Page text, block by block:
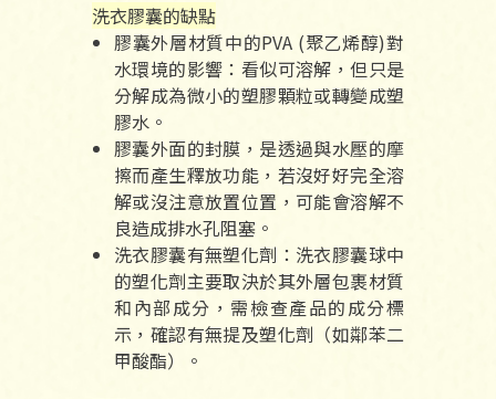
洗衣膠囊的缺點
膠囊外層材質中的PVA (聚乙烯醇)對
水環境的影響：看似可溶解，但只是
分解成為微小的塑膠顆粒或轉變成塑
膠水。
膠囊外面的封膜，是透過與水壓的摩
擦而產生釋放功能，若沒好好完全溶
解或沒注意放置位置，可能會溶解不
良造成排水孔阻塞。
洗衣膠囊有無塑化劑：洗衣膠囊球中
的塑化劑主要取決於其外層包裹材質
和內部成分，需檢查產品的成分標
示，確認有無提及塑化劑（如鄰苯二
甲酸酯）。